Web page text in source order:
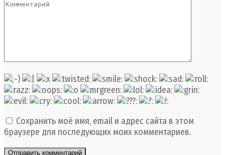
Сохранить моё имя, email и адрес сайта в этом
браузере для последующих моих комментариев.